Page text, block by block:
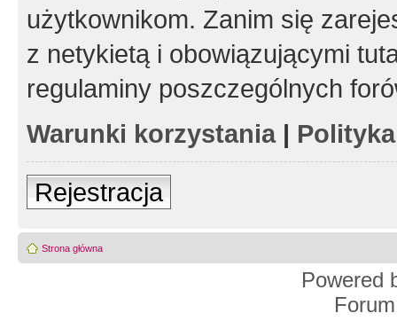
użytkownikom. Zanim się
z netykietą i obowiązującymi
regulaminy poszczególnych
Warunki korzystania|
Rejestracja
Strona główna
Powered